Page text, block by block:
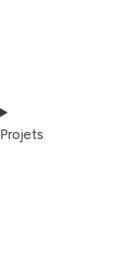
Projets